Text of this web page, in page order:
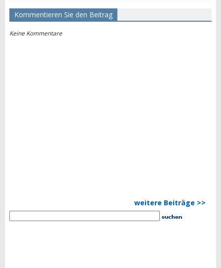
Kommentieren Sie den Beitrag
Keine Kommentare
weitere Beiträge >>